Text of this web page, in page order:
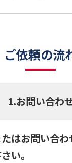
ご依頼の流
1.お問い合わ
はお問い合
い。